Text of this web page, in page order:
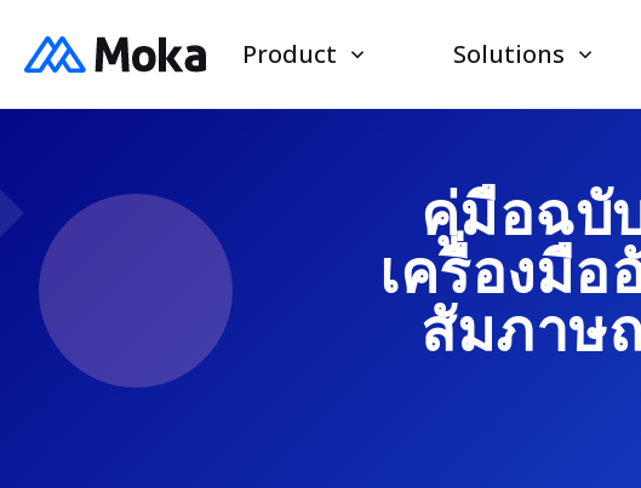
Product Solutions
คู่มือฉบั
เครื่องมื
สัมภาษ